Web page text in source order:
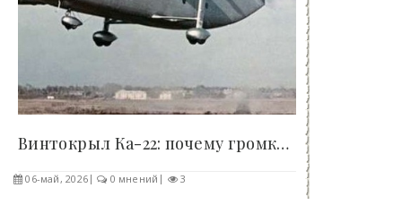
Винтокрыл Ка-22: почему громкий советский проект..
06-май, 2026 0 мнений 3